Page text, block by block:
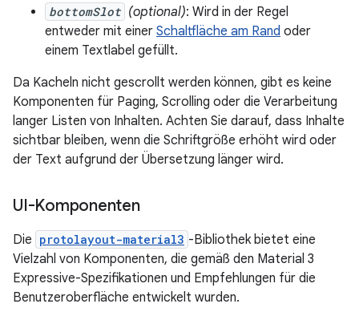
bottomSlot (optional): Wird in der Regel
entweder mit einer Schaltfläche am Rand oder
einem Textlabel gefüllt.
Da Kacheln nicht gescrollt werden können, gibt es keine
Komponenten für Paging, Scrolling oder die Verarbeitung
langer Listen von Inhalten. Achten Sie darauf, dass Inhalte
sichtbar bleiben, wenn die Schriftgröße erhöht wird oder
der Text aufgrund der Übersetzung länger wird.
UI-Komponenten
Die protolayout-material3 -Bibliothek bietet eine
Vielzahl von Komponenten, die gemäß den Material 3
Expressive-Spezifikationen und Empfehlungen für die
Benutzeroberfläche entwickelt wurden.